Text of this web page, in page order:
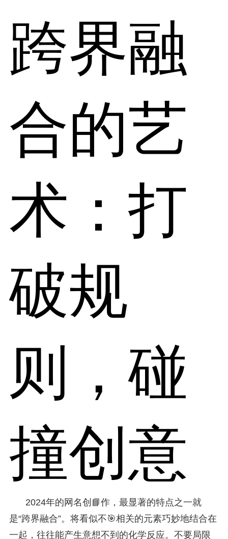
跨界融
合的艺
术：打
破规
则，碰
撞创意
2024年的网名创📘作，最显著的特点之一就
是“跨界融合”。将看似不🎯相关的元素巧妙地结合在
一起，往往能产生意想不到的化学反应。不要局限